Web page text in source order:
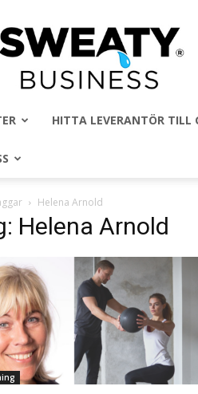
Sweaty
Business
HITTA LEVERANTÖR TILL
Helena Arnold
Helena Arnold